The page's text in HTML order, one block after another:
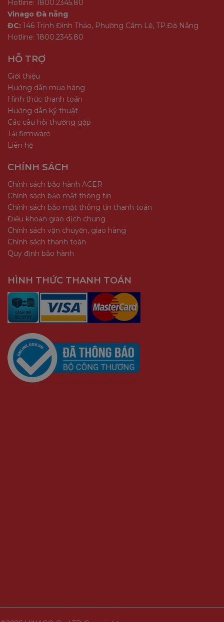
Hotline: 1800.2345.80
Vinago Đà nẵng
ĐC: 146 Trịnh Đình Thảo, Phường Cẩm Lệ, TP.Đà Nẵng
Hotline: 1800.2345.80
HỖ TRỢ
Giới thiệu
Hướng dẫn mua hàng
Hình thức thanh toán
Hướng dẫn kỹ thuật
Các câu hỏi thường gặp
Tải firmware
Liên hệ
CHÍNH SÁCH
Chính sách bảo hành ACER
Chính sách bảo mật thông tin
Chính sách bảo mật thông tin thanh toán
Điều khoản giao dịch chung
Chính sách vận chuyển, giao hàng
Chính sách thanh toán
Quy định bảo hành
HÌNH THỨC THANH TOÁN